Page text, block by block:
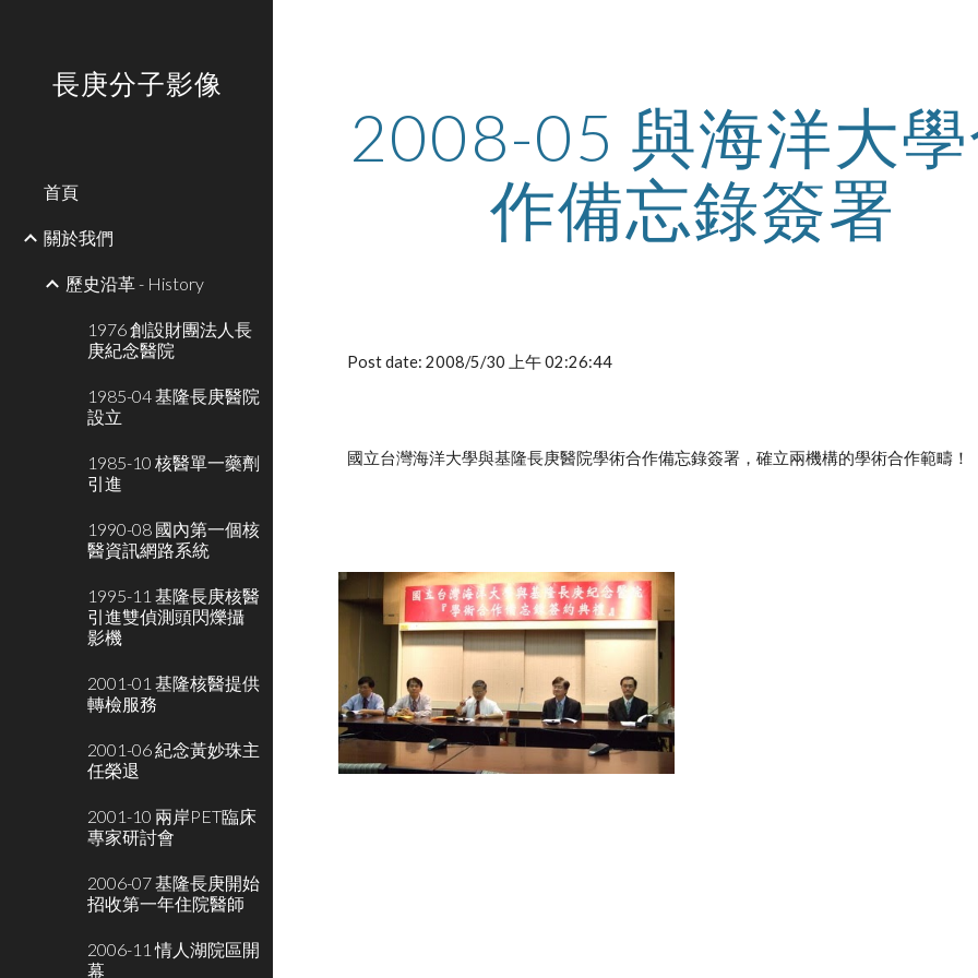
長庚分子影像
首頁
關於我們
歷史沿革 - History
1976 創設財團法人長
庚紀念醫院
1985-04 基隆長庚醫院
設立
1985-10 核醫單一藥劑
引進
1990-08 國內第一個核
醫資訊網路系統
1995-11 基隆長庚核醫
引進雙偵測頭閃爍攝
影機
2001-01 基隆核醫提供
轉檢服務
2001-06 紀念黃妙珠主
任榮退
2001-10 兩岸PET臨床
專家研討會
2006-07 基隆長庚開始
招收第一年住院醫師
2006-11 情人湖院區開
幕
2008-05 與海洋大
作備忘錄簽署
Post date: 2008/5/30 上午 02:26:44
國立台灣海洋大學與基隆長庚醫院學術合作備忘錄簽署，確立兩機構的學術合作範疇！